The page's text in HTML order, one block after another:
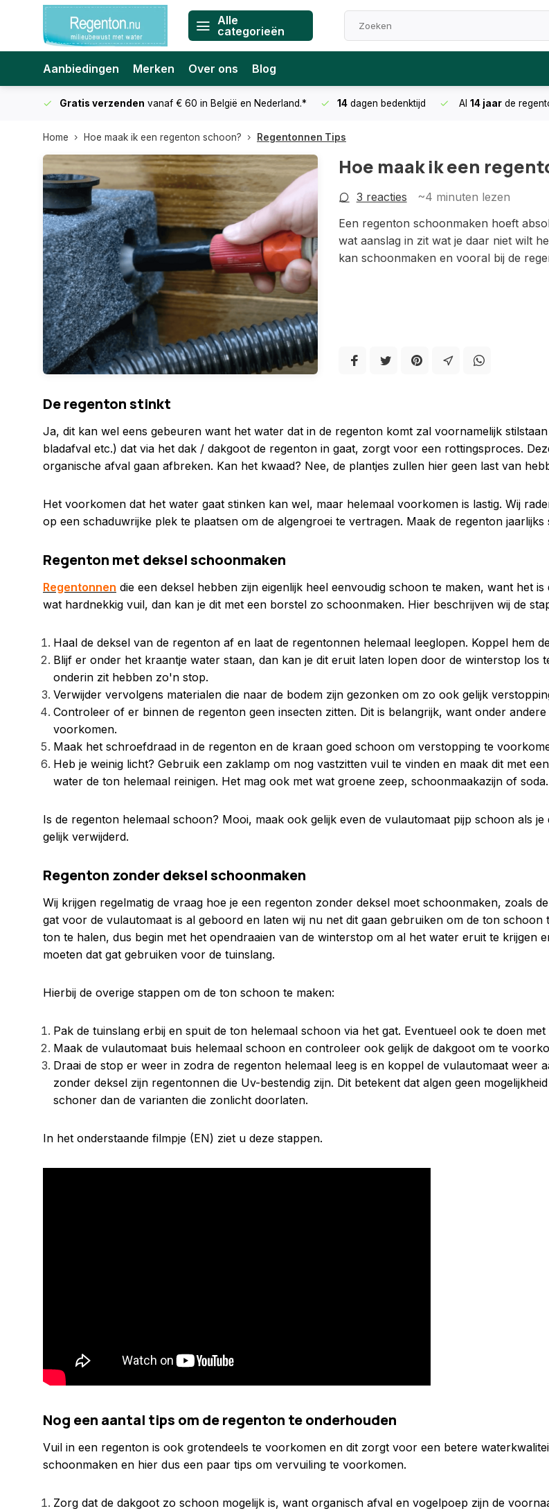
Alle
categorieën
Aanbiedingen Merken Over ons Blog
Gratis verzenden vanaf € 60 in België en Nederland.* 14 dagen bedenktijd Al 14 jaar de
Home Hoe maak ik een regenton schoon? Regentonnen Tips
Hoe maak ik een
3 reacties ~4 minuten lezen
Een regenton schoonmaken hoeft
wat aanslag in zit wat je daar niet wilt
kan schoonmaken en vooral bij de
De regenton stinkt
Ja, dit kan wel eens gebeuren want het water dat in de regenton komt zal voornamelijk
bladafval etc.) dat via het dak / dakgoot de regenton in gaat, zorgt voor een rottingsproces.
organische afval gaan afbreken. Kan het kwaad? Nee, de plantjes zullen hier geen last van
Het voorkomen dat het water gaat stinken kan wel, maar helemaal voorkomen is lastig. Wij
op een schaduwrijke plek te plaatsen om de algengroei te vertragen. Maak de regenton
Regenton met deksel schoonmaken
Regentonnen die een deksel hebben zijn eigenlijk heel eenvoudig schoon te maken, want het
wat hardnekkig vuil, dan kan je dit met een borstel zo schoonmaken. Hier beschrijven wij de
Haal de deksel van de regenton af en laat de regentonnen helemaal leeglopen. Koppel hem
Blijf er onder het kraantje water staan, dan kan je dit eruit laten lopen door de winterstop
onderin zit hebben zo'n stop.
Verwijder vervolgens materialen die naar de bodem zijn gezonken om zo ook gelijk
Controleer of er binnen de regenton geen insecten zitten. Dit is belangrijk, want onder
voorkomen.
Maak het schroefdraad in de regenton en de kraan goed schoon om verstopping te
Heb je weinig licht? Gebruik een zaklamp om nog vastzitten vuil te vinden en maak dit met
water de ton helemaal reinigen. Het mag ook met wat groene zeep, schoonmaakazijn of soda.
Is de regenton helemaal schoon? Mooi, maak ook gelijk even de vulautomaat pijp schoon als
gelijk verwijderd.
Regenton zonder deksel schoonmaken
Wij krijgen regelmatig de vraag hoe je een regenton zonder deksel moet schoonmaken, zoals de
gat voor de vulautomaat is al geboord en laten wij nu net dit gaan gebruiken om de ton
ton te halen, dus begin met het opendraaien van de winterstop om al het water eruit te krijgen
moeten dat gat gebruiken voor de tuinslang.
Hierbij de overige stappen om de ton schoon te maken:
Pak de tuinslang erbij en spuit de ton helemaal schoon via het gat. Eventueel ook te doen
Maak de vulautomaat buis helemaal schoon en controleer ook gelijk de dakgoot om te
Draai de stop er weer in zodra de regenton helemaal leeg is en koppel de vulautomaat
zonder deksel zijn regentonnen die Uv-bestendig zijn. Dit betekent dat algen geen
schoner dan de varianten die zonlicht doorlaten.
In het onderstaande filmpje (EN) ziet u deze stappen.
Nog een aantal tips om de regenton te onderhouden
Vuil in een regenton is ook grotendeels te voorkomen en dit zorgt voor een betere
schoonmaken en hier dus een paar tips om vervuiling te voorkomen.
Zorg dat de dakgoot zo schoon mogelijk is, want organisch afval en vogelpoep zijn de